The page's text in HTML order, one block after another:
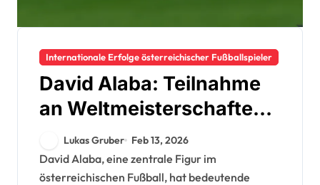
Internationale Erfolge österreichischer Fußballspieler
David Alaba: Teilnahme
an Weltmeisterschaften,
Euro-Leistungen,
nationale Rekorde
Lukas Gruber Feb 13, 2026
David Alaba, eine zentrale Figur im
österreichischen Fußball, hat bedeutende